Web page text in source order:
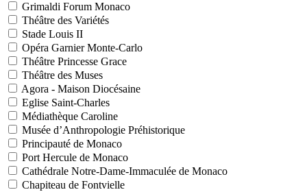
Grimaldi Forum Monaco
Théâtre des Variétés
Stade Louis II
Opéra Garnier Monte-Carlo
Théâtre Princesse Grace
Théâtre des Muses
Agora - Maison Diocésaine
Eglise Saint-Charles
Médiathèque Caroline
Musée d’Anthropologie Préhistorique
Principauté de Monaco
Port Hercule de Monaco
Cathédrale Notre-Dame-Immaculée de Monaco
Chapiteau de Fontvielle